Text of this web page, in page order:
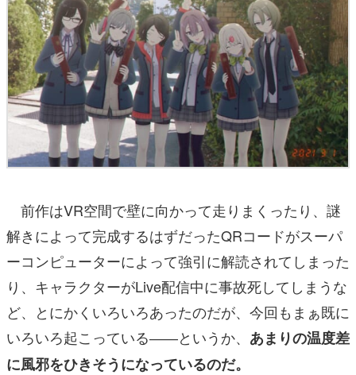
前作はVR空間で壁に向かって走りまくったり、謎
解きによって完成するはずだったQRコードがスーパ
ーコンピューターによって強引に解読されてしまった
り、キャラクターがLive配信中に事故死してしまうな
ど、とにかくいろいろあったのだが、今回もまぁ既に
いろいろ起こっている――というか、 あまりの温度差
に風邪をひきそうになっているのだ。